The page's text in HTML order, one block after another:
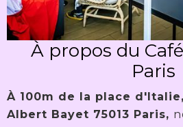
À propos du
Paris
À 100m de la place
Albert Bayet 75013 Paris,